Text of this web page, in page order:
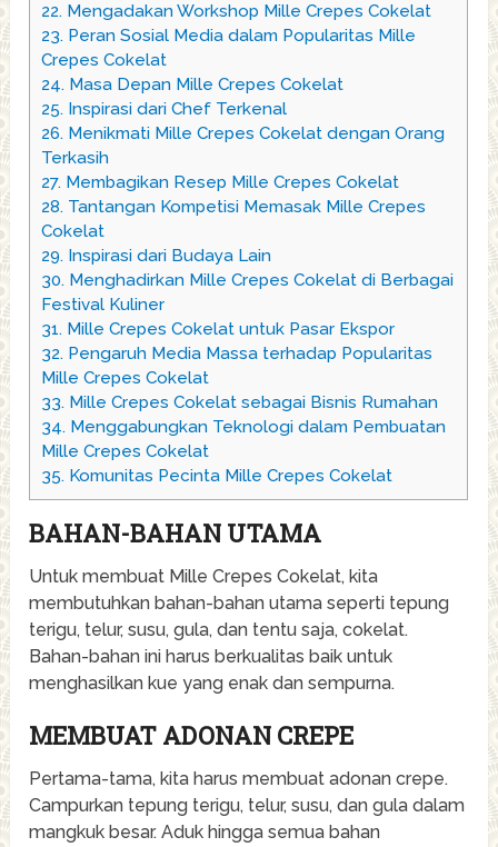
22. Mengadakan Workshop Mille Crepes Cokelat
23. Peran Sosial Media dalam Popularitas Mille
Crepes Cokelat
24. Masa Depan Mille Crepes Cokelat
25. Inspirasi dari Chef Terkenal
26. Menikmati Mille Crepes Cokelat dengan Orang
Terkasih
27. Membagikan Resep Mille Crepes Cokelat
28. Tantangan Kompetisi Memasak Mille Crepes
Cokelat
29. Inspirasi dari Budaya Lain
30. Menghadirkan Mille Crepes Cokelat di Berbagai
Festival Kuliner
31. Mille Crepes Cokelat untuk Pasar Ekspor
32. Pengaruh Media Massa terhadap Popularitas
Mille Crepes Cokelat
33. Mille Crepes Cokelat sebagai Bisnis Rumahan
34. Menggabungkan Teknologi dalam Pembuatan
Mille Crepes Cokelat
35. Komunitas Pecinta Mille Crepes Cokelat
BAHAN-BAHAN UTAMA
Untuk membuat Mille Crepes Cokelat, kita
membutuhkan bahan-bahan utama seperti tepung
terigu, telur, susu, gula, dan tentu saja, cokelat.
Bahan-bahan ini harus berkualitas baik untuk
menghasilkan kue yang enak dan sempurna.
MEMBUAT ADONAN CREPE
Pertama-tama, kita harus membuat adonan crepe.
Campurkan tepung terigu, telur, susu, dan gula dalam
mangkuk besar. Aduk hingga semua bahan